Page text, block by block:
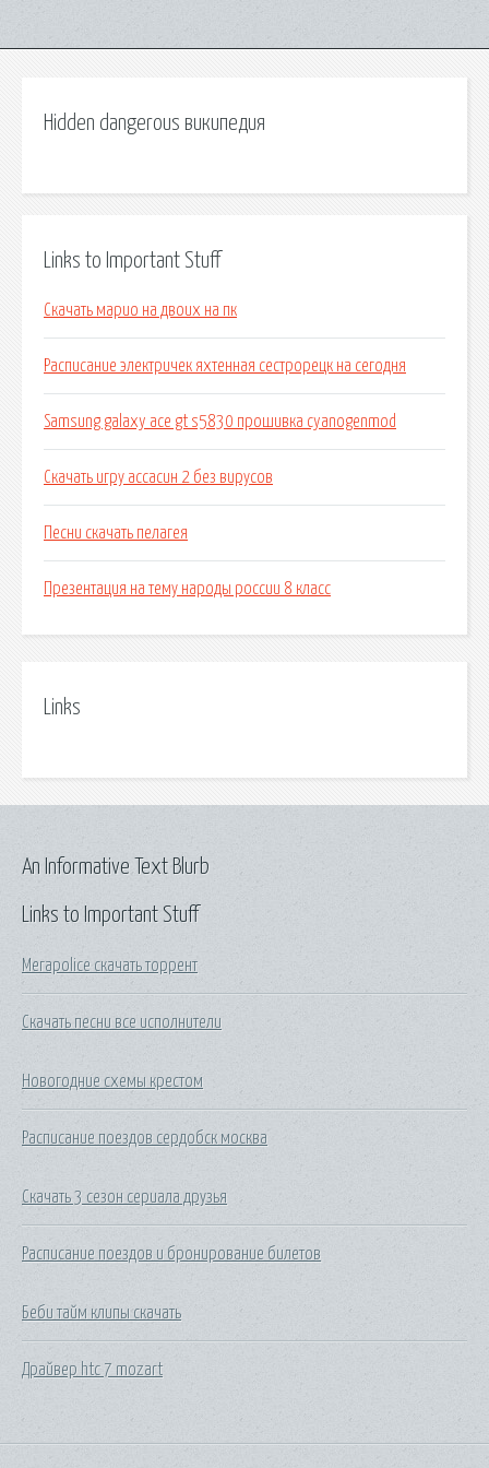
Hidden dangerous википедия
Links to Important Stuff
Скачать марио на двоих на пк
Расписание электричек яхтенная сестрорецк на сегодня
Samsung galaxy ace gt s5830 прошивка cyanogenmod
Скачать игру ассасин 2 без вирусов
Песни скачать пелагея
Презентация на тему народы россии 8 класс
Links
Links to Important Stuff
Мегаpolice скачать торрент
Скачать песни все исполнители
Новогодние схемы крестом
Расписание поездов сердобск москва
Скачать 3 сезон сериала друзья
Расписание поездов и бронирование билетов
Беби тайм клипы скачать
Драйвер htc 7 mozart
An Informative Text Blurb